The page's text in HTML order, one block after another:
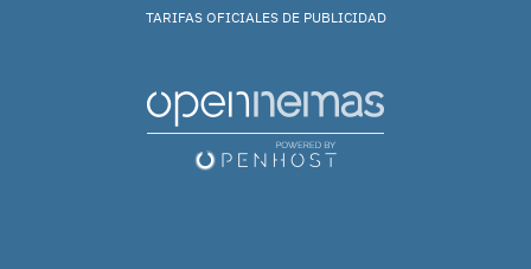
TARIFAS OFICIALES DE PUBLICIDAD